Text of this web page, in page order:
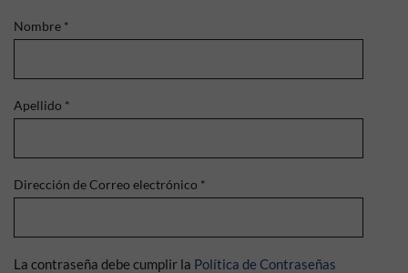
Nombre *
Apellido *
Dirección de Correo electrónico *
La contraseña debe cumplir la Política de Contraseñas